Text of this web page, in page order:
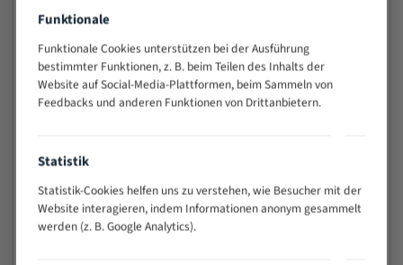
200 -
> 500
0,75/1,25
Vorteile:
Widerstandsfähig gegen Zahnbruch auch bei
wechselnde Verbindungslängen)
Sehr geringe Vibration
Funktionale
Funktionale Cookies unterstützen bei der Ausführung
bestimmter Funktionen, z. B. beim Teilen des Inhalts der
Website auf Social-Media-Plattformen, beim Sammeln von
Feedbacks und anderen Funktionen von Drittanbietern.
Statistik
Statistik-Cookies helfen uns zu verstehen, wie Besucher mit der
Website interagieren, indem Informationen anonym gesammelt
werden (z. B. Google Analytics).